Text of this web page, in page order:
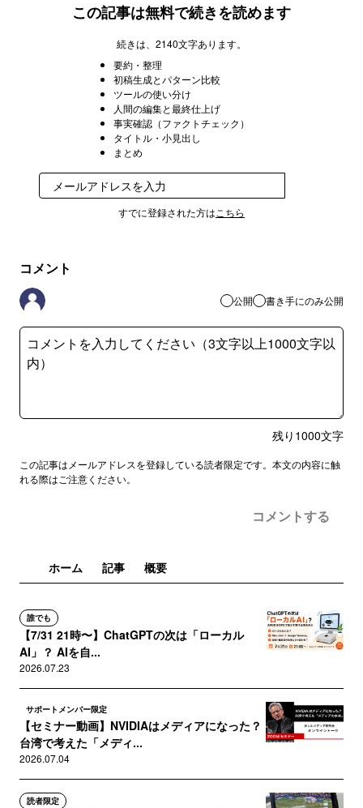
この記事は無料で続きを読めます
続きは、2140文字あります。
要約・整理
初稿生成とパターン比較
ツールの使い分け
人間の編集と最終仕上げ
事実確認（ファクトチェック）
タイトル・小見出し
まとめ
すでに登録された方は こちら
コメント
公開 書き手にのみ公開
残り 1000文字
この記事はメールアドレスを登録している読者限定です。本文の内容に触
れる際はご注意ください。
コメントする
ホーム 記事 概要
誰でも
【7/31 21時〜】ChatGPTの次は「ローカル
AI」？ AIを自...
2026.07.23
サポートメンバー限定
【セミナー動画】NVIDIAはメディアになった？
台湾で考えた「メディ...
2026.07.04
読者限定